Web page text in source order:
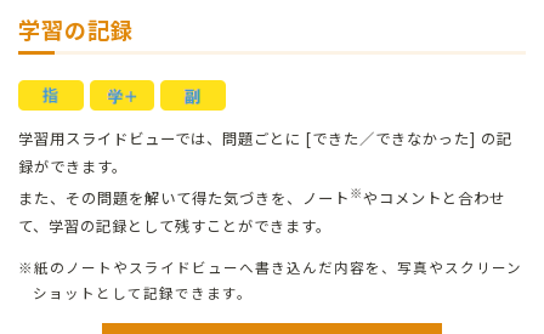
学習の記録
学習用スライドビューでは、問題ごとに [できた／できなかった] の記
録ができます。
また、その問題を解いて得た気づきを、ノート ※やコメントと合わせ
て、学習の記録として残すことができます。
紙のノートやスライドビューへ書き込んだ内容を、写真やスクリーン
ショットとして記録できます。